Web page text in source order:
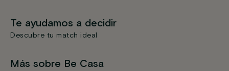
Te ayudamos a decidir
Descubre tu match ideal
Más sobre Be Casa